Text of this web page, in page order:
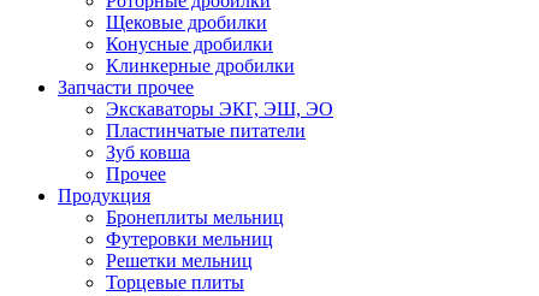
Щековые дробилки
Конусные дробилки
Клинкерные дробилки
Запчасти прочее
Экскаваторы ЭКГ, ЭШ, ЭО
Пластинчатые питатели
Зуб ковша
Прочее
Продукция
Бронеплиты мельниц
Футеровки мельниц
Решетки мельниц
Торцевые плиты